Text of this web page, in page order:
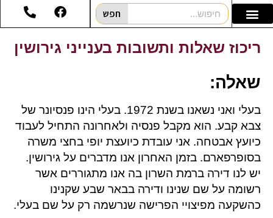
חפש
ריכוז שאלות ותשובות בענייני גירושין
שאלה:
בעלי ואני נשאנו בשנת 1972. בעלי הינו פנסיונר של
צבא קבע. הוא מקבל פנסיה ולאחרונה התחיל לעבוד
כיועץ אבטחה. אני עובדת כיועצת יופי בחצי משרה
בסופרפארם. בזמן האחרון אנו מדברים על גירושין.
יש לנו דירה ברמת השרון בה אנו מתגוררים אשר
רשומה על שם שנינו ודירה בבאר שבע שקנינו
כהשקעה מפיצויי הפרישה שנרשמה רק על שם בעלי.